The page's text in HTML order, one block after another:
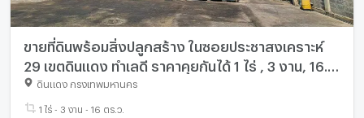
ขายที่ดินพร้อมสิ่งปลูกสร้าง ในซอยประชาสงเคราะห์
29 เขตดินแดง ทำเลดี ราคาคุยกันได้ 1 ไร่ , 3 งาน, 16.4
ตร.ว.
ดินแดง กรุงเทพมหานคร
1 ไร่ - 3 งาน - 16 ตร.ว.